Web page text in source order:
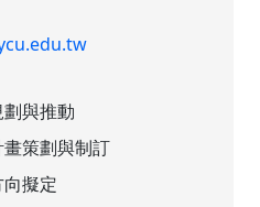
與推動
策劃與制訂
擬定